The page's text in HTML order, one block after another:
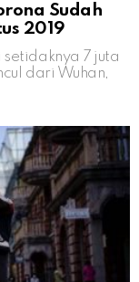
Sudah
2019
setidaknya 7 juta
dari Wuhan,